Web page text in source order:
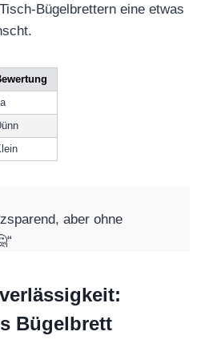
Bügelbrettern eine etwas
aber ohne
Bügelbrett